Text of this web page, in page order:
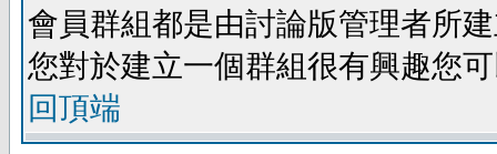
會員群組都是由討論版管理者所
您對於建立一個群組很有興趣您
回頂端